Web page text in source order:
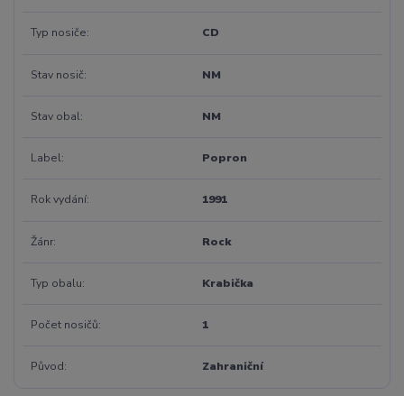
Typ nosiče CD
Stav nosič NM
Stav obal NM
Label Popron
Rok vydání 1991
Žánr Rock
Typ obalu Krabička
Počet nosičů 1
Původ Zahraniční